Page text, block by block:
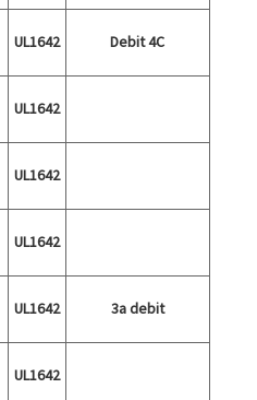
UL1642 Debit 4C
UL1642
UL1642
UL1642
UL1642 3a debit
UL1642